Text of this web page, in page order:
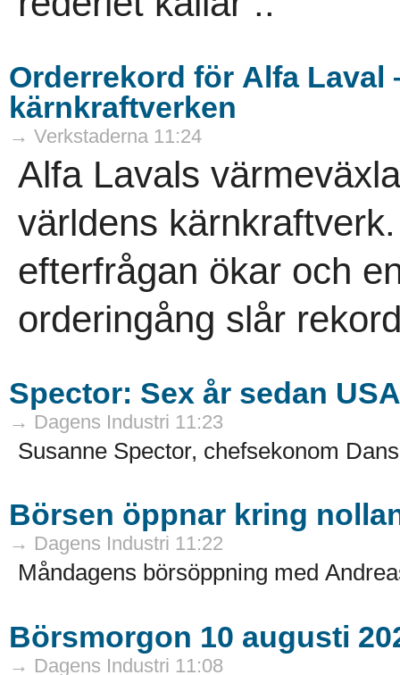
Orderrekord för Alfa Laval
kärnkraftverken
→ Verkstaderna 11:24
Alfa Lavals
världens
efterfrågan ökar och
orderingång slår
Spector: Sex år sedan
→ Dagens Industri 11:23
Susanne Spector, chefsekonom
Börsen öppnar kring
→ Dagens Industri 11:22
Måndagens börsöppning med
Börsmorgon 10 augusti
→ Dagens Industri 11:08